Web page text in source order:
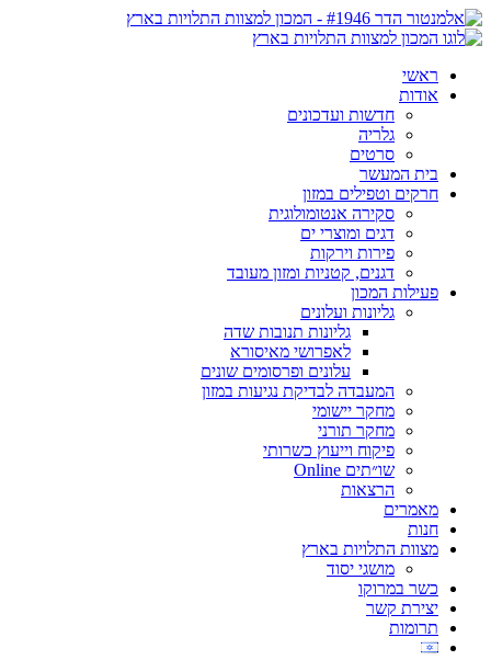
ראשי
אודות
חדשות ועדכונים
גלריה
סרטים
בית המעשר
חרקים וטפילים במזון
סקירה אנטומולוגית
דגים ומוצרי ים
פירות וירקות
דגנים, קטניות ומזון מעובד
פעילות המכון
גליונות ועלונים
גליונות תנובות שדה
לאפרושי מאיסורא
עלונים ופרסומים שונים
המעבדה לבדיקת נגיעות במזון
מחקר יישומי
מחקר תורני
פיקוח וייעוץ כשרותי
שו״תים Online
הרצאות
מאמרים
חנות
מצוות התלויות בארץ
מושגי יסוד
כשר במרוקו
יצירת קשר
תרומות